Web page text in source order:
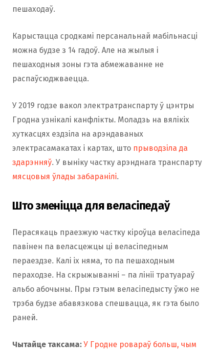
пешаходаў.
Карыстацца сродкамі персанальнай мабільнасці
можна будзе з 14 гадоў. Але на жылыя і
пешаходныя зоны гэта абмежаванне не
распаўсюджваецца.
У 2019 годзе вакол электратранспарту ў цэнтры
Гродна узнікалі канфлікты. Моладзь на вялікіх
хуткасцях ездзіла на арэндаваных
электрасамакатах і картах, што прыводзіла да
здарэнняў. У выніку частку арэнднага транспарту
мясцовыя ўлады забаранілі.
Што зменіцца для веласіпедаў
Перасякаць праезжую частку кіроўца веласіпеда
павінен па веласцежцы ці веласіпедным
пераездзе. Калі іх няма, то па пешаходным
пераходзе. На скрыжыванні – па лініі тратуараў
альбо абочыны. Пры гэтым веласіпедысту ўжо не
трэба будзе абавязкова спешвацца, як гэта было
раней.
Чытайце таксама: У Гродне ровараў больш, чым